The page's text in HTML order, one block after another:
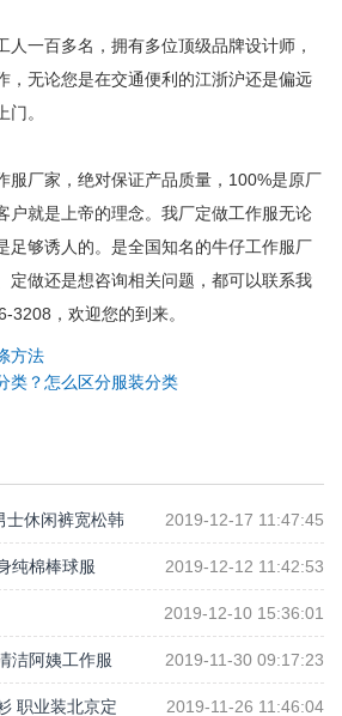
人一百多名，拥有多位顶级品牌设计师，
，无论您是在交通便利的江浙沪还是偏远
。
服厂家，绝对保证产品质量，100%是原厂
户就是上帝的理念。我厂定做工作服无论
足够诱人的。是全国知名的牛仔工作服厂
定做还是想咨询相关问题，都可以联系我
3208，欢迎您的到来。
方法
类？怎么区分服装分类
2019-12-17 11:47:45
士休闲裤宽松韩
2019-12-12 11:42:53
纯棉棒球服
2019-12-10 15:36:01
2019-11-30 09:17:23
洁阿姨工作服
2019-11-26 11:46:04
职业装北京定